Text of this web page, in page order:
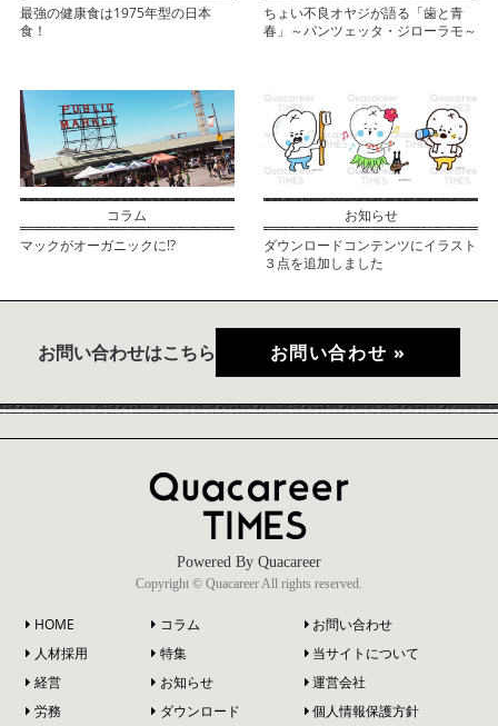
最強の健康食は1975年型の日本
食！
ちょい不良オヤジが語る「歯と青
春」～パンツェッタ・ジローラモ～
マックがオーガニックに!?
ダウンロードコンテンツにイラスト
３点を追加しました
お問い合わせはこちら お問い合わせ »
Powered By Quacareer
Copyright © Quacareer All rights reserved.
HOME
人材採用
経営
労務
コラム
特集
お知らせ
ダウンロード
お問い合わせ
当サイトについて
運営会社
個人情報保護方針